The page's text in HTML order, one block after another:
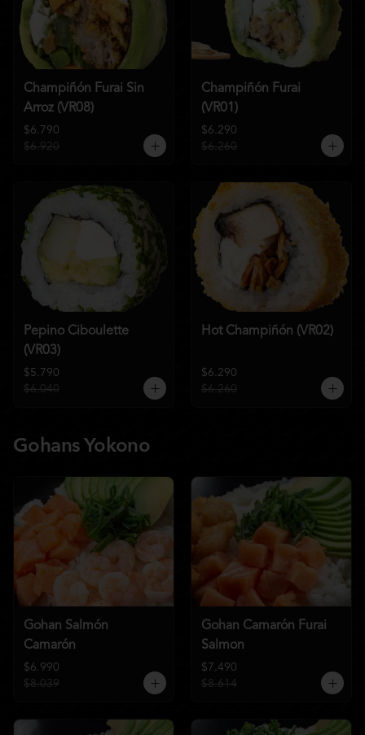
Champiñón Furai Sin
Arroz (VR08)
$6.790
$6.920
Champiñón Furai
(VR01)
$6.290
$6.260
Pepino Ciboulette
(VR03)
$5.790
$6.040
Hot Champiñón (VR02)
$6.290
$6.260
Gohans Yokono
Gohan Salmón
Camarón
$6.990
$8.039
Gohan Camarón Furai
Salmon
$7.490
$8.614